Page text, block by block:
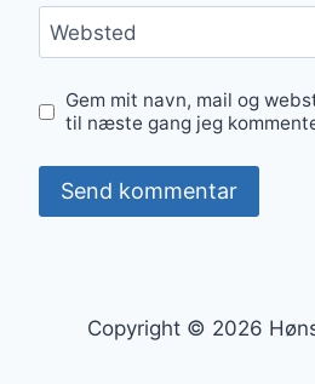
Websted
Gem mit navn, mail og
til næste gang jeg
Copyright © 2026